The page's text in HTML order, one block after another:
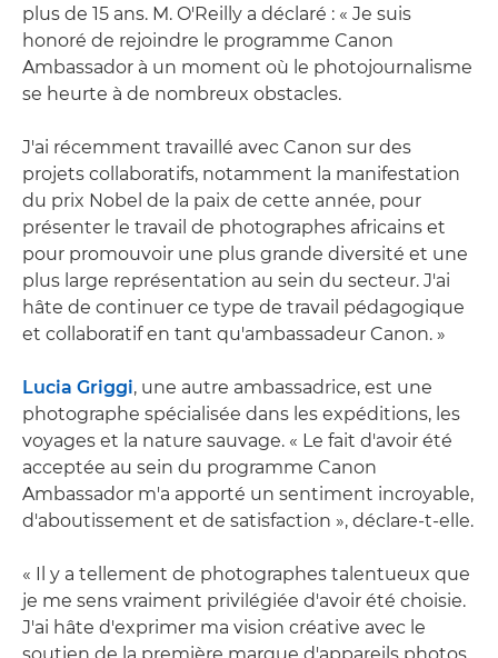
plus de 15 ans. M. O'Reilly a déclaré : « Je suis
honoré de rejoindre le programme Canon
Ambassador à un moment où le photojournalisme
se heurte à de nombreux obstacles.
J'ai récemment travaillé avec Canon sur des
projets collaboratifs, notamment la manifestation
du prix Nobel de la paix de cette année, pour
présenter le travail de photographes africains et
pour promouvoir une plus grande diversité et une
plus large représentation au sein du secteur. J'ai
hâte de continuer ce type de travail pédagogique
et collaboratif en tant qu'ambassadeur Canon. »
Lucia Griggi, une autre ambassadrice, est une
photographe spécialisée dans les expéditions, les
voyages et la nature sauvage. « Le fait d'avoir été
acceptée au sein du programme Canon
Ambassador m'a apporté un sentiment incroyable,
d'aboutissement et de satisfaction », déclare-t-elle.
« Il y a tellement de photographes talentueux que
je me sens vraiment privilégiée d'avoir été choisie.
J'ai hâte d'exprimer ma vision créative avec le
soutien de la première marque d'appareils photos